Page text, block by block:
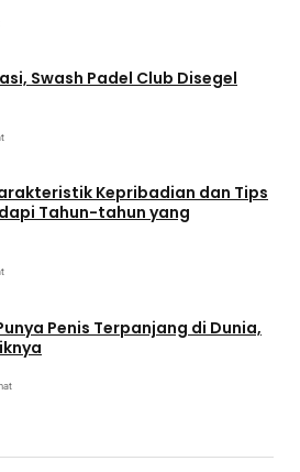
Swash Padel Club Disegel
Kepribadian dan Tips
Tahun-tahun yang
Penis Terpanjang di Dunia,